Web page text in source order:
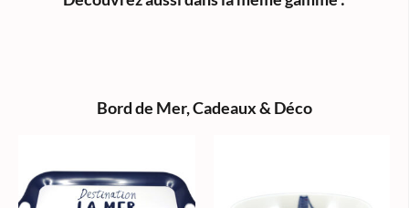
Bord de Mer,Cadeaux & Déco